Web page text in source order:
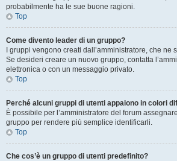
probabilmente ha le sue buone ragioni.
Top
Come divento leader di un gruppo?
I gruppi vengono creati dall’amministratore, che ne
Se desideri creare un nuovo gruppo, contatta
elettronica o con un messaggio privato.
Top
Perché alcuni gruppi di utenti appaiono in colori
È possibile per l’amministratore del forum
gruppo per rendere più semplice identificarli.
Top
Che cos’è un gruppo di utenti predefinito?